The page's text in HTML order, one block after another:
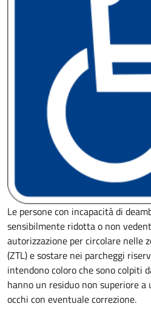
Le persone con incapacità di
sensibilmente ridotta o non
autorizzazione per circolare nelle
(ZTL) e sostare nei parcheggi
intendono coloro che sono colpiti
hanno un residuo non superiore
occhi con eventuale correzione.